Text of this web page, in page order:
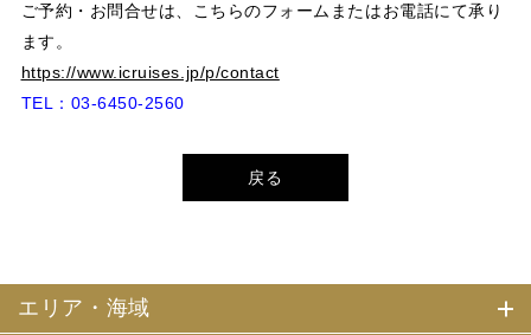
ご予約・お問合せは、こちらのフォームまたはお電話にて承り
ます。
https://www.icruises.jp/p/contact
TEL：03-6450-2560
戻る
エリア・海域